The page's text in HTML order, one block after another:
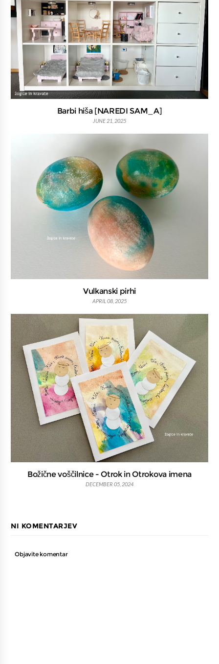
Barbi hiša [NAREDI SAM_A]
JUNE 21, 2025
Vulkanski pirhi
APRIL 08, 2025
Božične voščilnice - Otrok in Otrokova imena
DECEMBER 05, 2024
NI KOMENTARJEV
Objavite komentar